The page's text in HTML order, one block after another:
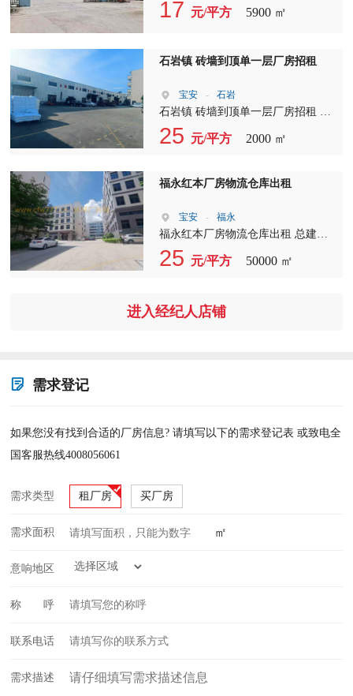
电:800KVA。
租。 三层半厂房5900平方， 宿舍
间， 每间宿舍升级改， 造独立的充
善，主干道边上。
17 元/平方 5900 ㎡
石岩镇 砖墙到顶单一层厂房招租
宝安 - 石岩
石岩镇 砖墙到顶单一层厂房招租 厂
房：2000平方 中间无柱 滴水：8米
配电：按需 宿舍：按需 厂房方正好
25 元/平方 2000 ㎡
福永红本厂房物流仓库出租
宝安 - 福永
福永红本厂房物流仓库出租 总建面
115066平米 一栋：1-3层，总面积
29566平方米， 1楼11220平米， 2楼
栋：1-5层，总面积50500平米， 一楼
25 元/平方 50000 ㎡
进入经纪人店铺
需求登记
如果您没有找到合适的厂房信息? 请填写以下的需求登记表 或致电全
国客服热线4008056061
需求类型 租厂房 买厂房
需求面积 ㎡
意响地区
称 呼
联系电话
需求描述